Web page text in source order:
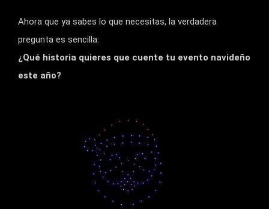
Ahora que ya sabes lo que necesitas, la verdadera
pregunta es sencilla:
¿Qué historia quieres que cuente tu evento navideño
este año?